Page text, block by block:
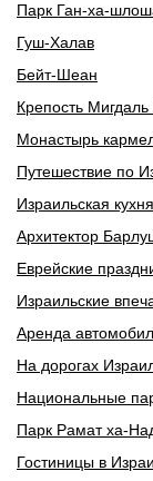
Парк Ган-ха-
Гуш-Халав
Бейт-Шеан
Крепость
Монастырь
Путешествие по
Израильская кухня
Архитектор
Еврейские
Израильские
Аренда
На дорогах
Национальные
Парк Рамат ха-
Гостиницы в